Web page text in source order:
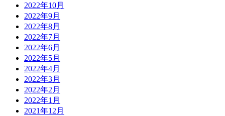
2022年10月
2022年9月
2022年8月
2022年7月
2022年6月
2022年5月
2022年4月
2022年3月
2022年2月
2022年1月
2021年12月